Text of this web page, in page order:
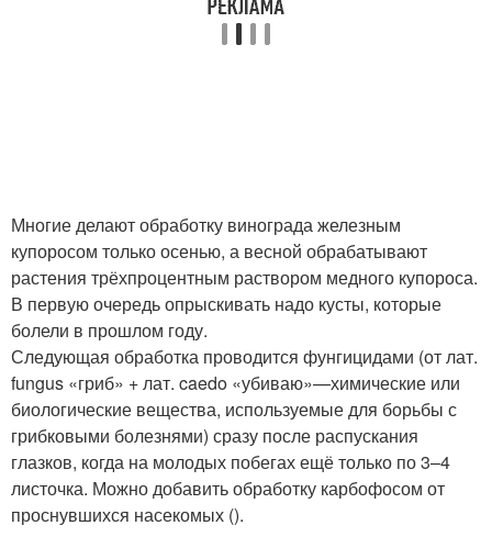
Многие делают обработку винограда железным
купоросом только осенью, а весной обрабатывают
растения трёхпроцентным раствором медного купороса.
В первую очередь опрыскивать надо кусты, которые
болели в прошлом году.
Следующая обработка проводится фунгицидами (от лат.
fungus «гриб» + лат. caedo «убиваю»—химические или
биологические вещества, используемые для борьбы с
грибковыми болезнями) сразу после распускания
глазков, когда на молодых побегах ещё только по 3–4
листочка. Можно добавить обработку карбофосом от
проснувшихся насекомых ().